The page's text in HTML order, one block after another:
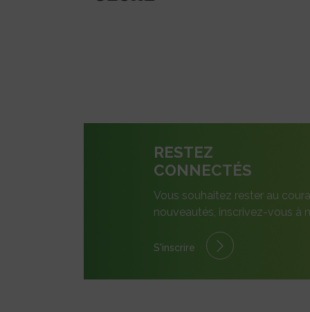
RESTEZ
CONNECTÉS
Vous souhaitez rester au
nouveautés, inscrivez-vous à
S'inscrire